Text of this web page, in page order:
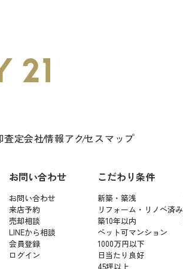
査定会社情報アクセスマップ
お問い合わせ
お問い合わせ
来店予約
売却相談
LINEから相談
会員登録
ログイン
こだわり条件
新築・築浅
リフォーム・リノベ済み
築10年以内
ペット可マンション
1000万円以下
日当たり良好
45坪以上